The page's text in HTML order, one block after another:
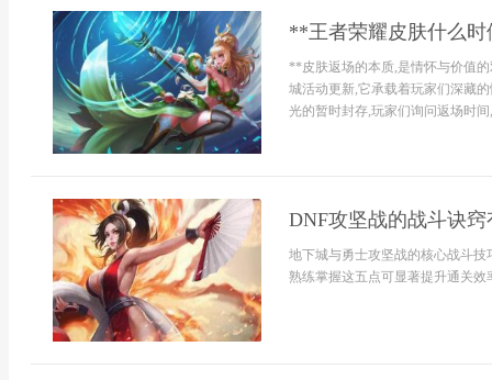
**王者荣耀皮肤什么
**皮肤返场的本质,是情怀与价值
城活动更新,它承载着玩家们深藏
光的暂时封存,玩家们询问返场时
DNF攻坚战的战斗诀
地下城与勇士攻坚战的核心战斗
熟练掌握这五点可显著提升通关